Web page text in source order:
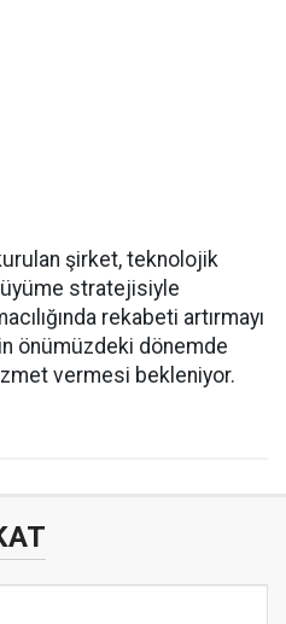
şirket, teknolojik
stratejisiyle
rekabeti artırmayı
önümüzdeki dönemde
vermesi bekleniyor.